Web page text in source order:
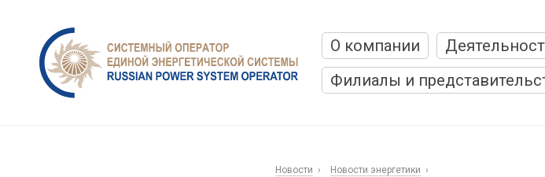
О компании
Филиалы и
Новости Новости энергетики